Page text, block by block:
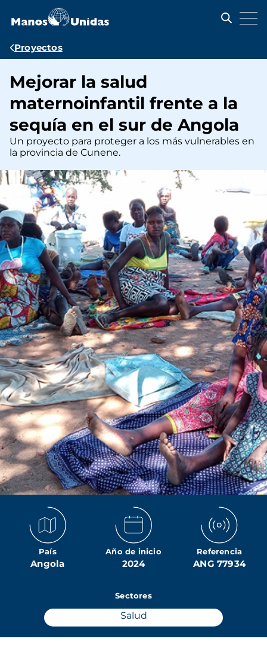
contenido
Ruta
navegación
Proyectos
Mejorar la salud
maternoinfantil frente a la
sequía en el sur de Angola
Un proyecto para proteger a los más vulnerables en
la provincia de Cunene.
País
Angola
Año de inicio
2024
Referencia
ANG 77934
Sectores
Salud